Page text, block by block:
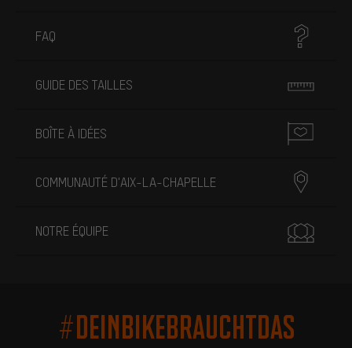
FAQ
GUIDE DES TAILLES
BOÎTE À IDÉES
COMMUNAUTÉ D'AIX-LA-CHAPELLE
NOTRE ÉQUIPE
#DEINBIKEBRAUCHTDAS